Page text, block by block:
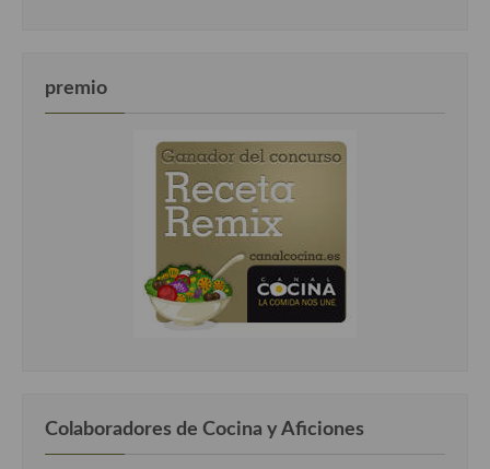
premio
Colaboradores de Cocina y Aficiones